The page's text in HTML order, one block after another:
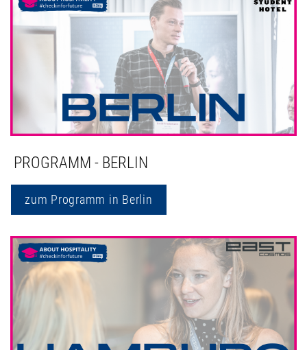
PROGRAMM - BERLIN
zum Programm in Berlin